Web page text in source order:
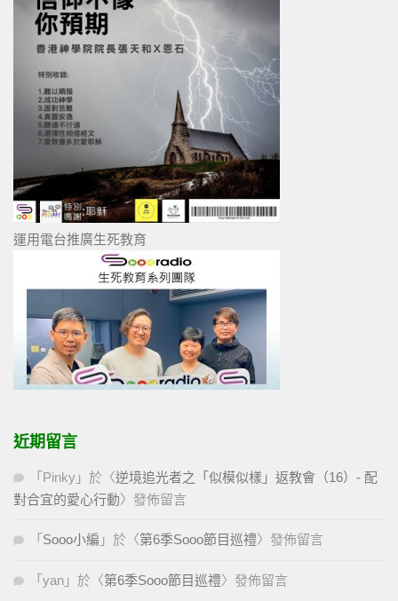
運用電台推廣生死教育
近期留言
「 Pinky 」於〈逆境追光者之「似模似樣」返教會（16）- 配
對合宜的愛心行動〉發佈留言
「 Sooo小編 」於〈第6季Sooo節目巡禮〉發佈留言
「 yan 」於〈第6季Sooo節目巡禮〉發佈留言